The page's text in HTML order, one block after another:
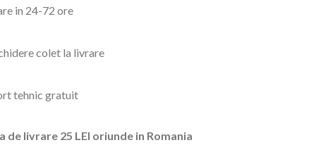
in 24-72 ore
colet la livrare
tehnic gratuit
de livrare 25 LEI oriunde in Romania